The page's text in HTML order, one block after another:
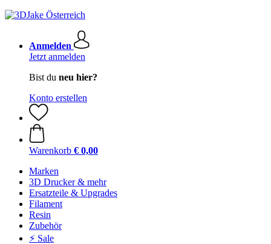
Anmelden
Jetzt anmelden
Bist du neu hier?
Konto erstellen
Warenkorb € 0,00
Marken
3D Drucker & mehr
Ersatzteile & Upgrades
Filament
Resin
Zubehör
⚡ Sale